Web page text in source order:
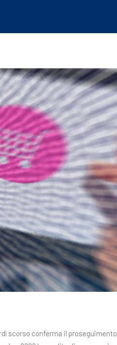
scorso conferma il proseguimento